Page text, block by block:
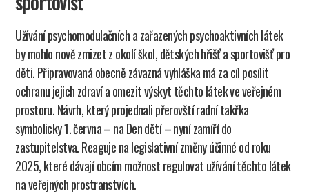
Užívání psychomodulačních a zařazených psychoaktivních látek
by mohlo nově zmizet z okolí škol, dětských hřišť a sportovišť pro
děti. Připravovaná obecně závazná vyhláška má za cíl posílit
ochranu jejich zdraví a omezit výskyt těchto látek ve veřejném
prostoru. Návrh, který projednali přerovští radní takřka
symbolicky 1. června – na Den dětí – nyní zamíří do
zastupitelstva. Reaguje na legislativní změny účinné od roku
2025, které dávají obcím možnost regulovat užívání těchto látek
na veřejných prostranstvích.